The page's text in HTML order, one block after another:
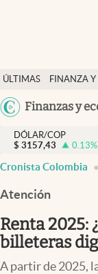
ÚLTIMAS
NOTICIAS
FINANZA Y
Finanzas y
Salud y nutrición
Vida espiritual
Actualidad
Colombia
DÓLAR/COP
$ 3157,43 0.13%
Cronista Colombia
Atención
Renta 2025:
billeteras
A partir de 2025,